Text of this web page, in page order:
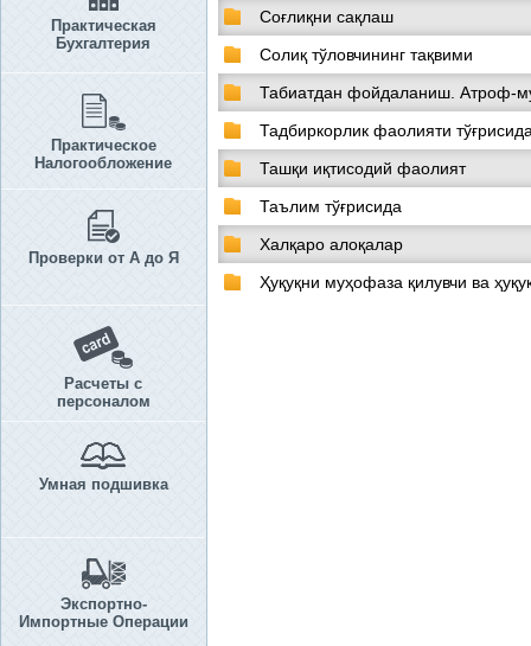
Практическая
Бухгалтерия
Практическое
Налогообложение
Проверки от А до Я
Расчеты с
персоналом
Умная подшивка
Экспортно-
Импортные Операции
Соғлиқни сақлаш
Солиқ тўловчининг тақвими
Табиатдан фойдаланиш. Атроф-
Тадбиркорлик фаолияти
Ташқи иқтисодий фаолият
Таълим тўғрисида
Халқаро алоқалар
Ҳуқуқни муҳофаза қилувчи ва